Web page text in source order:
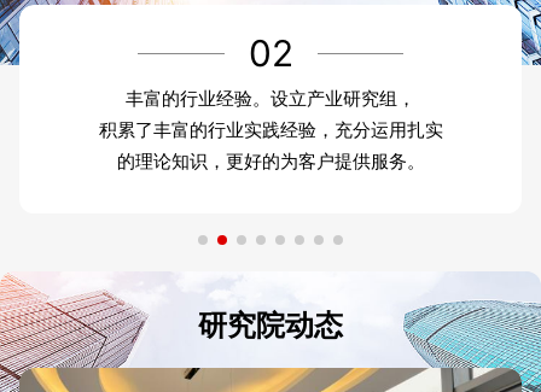
02
丰富的行业经验。设立产业研究组，
积累了丰富的行业实践经验，充分运用扎实
的理论知识，更好的为客户提供服务。
研究院动态